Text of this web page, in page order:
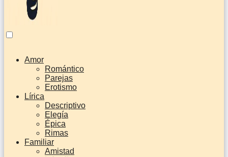
Amor
Romántico
Parejas
Erotismo
Lírica
Descriptivo
Elegía
Épica
Rimas
Familiar
Amistad